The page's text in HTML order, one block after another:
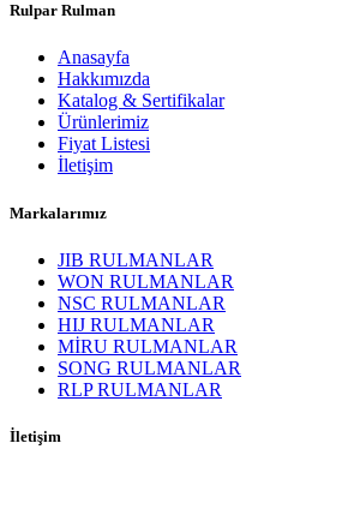
Rulpar Rulman
Anasayfa
Hakkımızda
Katalog & Sertifikalar
Ürünlerimiz
Fiyat Listesi
İletişim
Markalarımız
JIB RULMANLAR
WON RULMANLAR
NSC RULMANLAR
HIJ RULMANLAR
MİRU RULMANLAR
SONG RULMANLAR
RLP RULMANLAR
İletişim